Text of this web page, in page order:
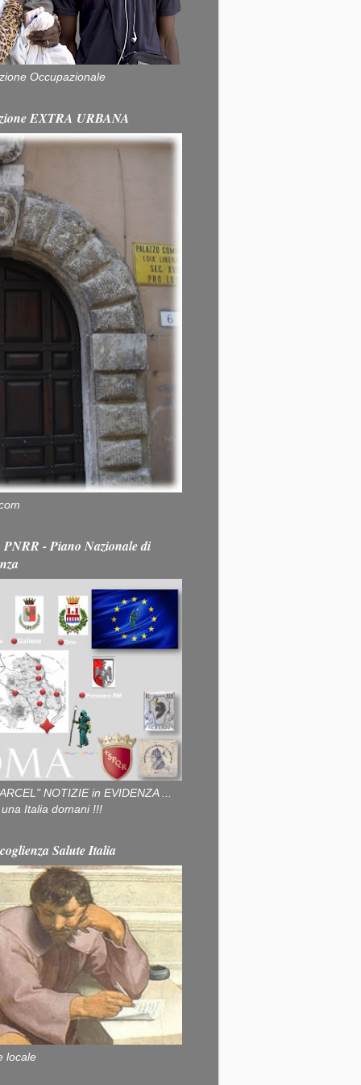
Occupazionale
EXTRA URBANA
- Piano Nazionale di
NOTIZIE in EVIDENZA ...
Italia domani !!!
Salute Italia
locale